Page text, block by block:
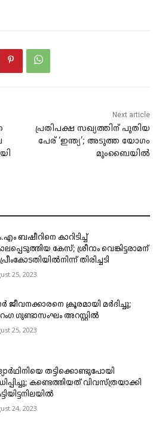
Next article
പ്രതിപക്ഷ സഖ്യത്തിന് പുതിയ
പേര് ‘ഇന്ത്യ’; അടുത്ത യോഗം
മുംബൈയിൽ
ബഷീറിനെ കാറിടിച്ച്
കേസ്; ശ്രീറാം വെങ്കിട്ടരാമന്
തിരിച്ചടി
25, 2023
ജീവനക്കാരനെ ക്രൂരമായി മർദിച്ചു;
ഗുണ്ടാസംഘം അറസ്റ്റിൽ
25, 2023
തട്ടിക്കൊണ്ടുപോയി
കണ്ടെത്തിയത് വിവസ്ത്രയാക്കി
24, 2023